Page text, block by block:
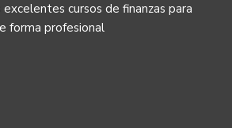
cursos de finanzas para
forma profesional